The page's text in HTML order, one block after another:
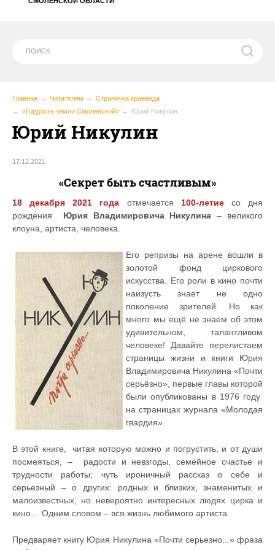
Главная Читателям
Страничка краеведа
«Гордость земли Смоленской»
Юрий Никулин
Юрий Никулин
17.12.2021
«Секрет быть счастливым»
18 декабря 2021 года отмечается 100-летие со дня
рождения Юрия Владимировича Никулина – великого
клоуна, артиста, человека.
Его репризы на арене вошли в
золотой фонд циркового
искусства. Его роли в кино почти
наизусть знает не одно
поколение зрителей. Но как
много мы ещё не знаем об этом
удивительном, талантливом
человеке! Давайте перелистаем
страницы жизни и книги Юрия
Владимировича Никулина «Почти
серьёзно», первые главы которой
были опубликованы в 1976 году
на страницах журнала «Молодая
гвардия».
В этой книге, читая которую можно и погрустить, и от души
посмеяться, – радости и невзгоды, семейное счастье и
трудности работы; чуть ироничный рассказ о себе и
серьезный – о других: родных и близких, знаменитых и
малоизвестных, но невероятно интересных людях цирка и
кино… Одним словом – вся жизнь любимого артиста.
Предваряет книгу Юрия Никулина «Почти серьезно...» фраза